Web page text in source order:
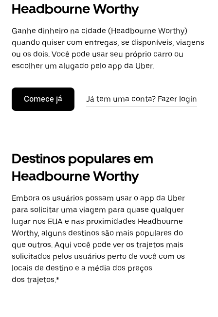
Headbourne Worthy
Ganhe dinheiro na cidade (Headbourne Worthy)
quando quiser com entregas, se disponíveis, viagens
ou os dois. Você pode usar seu próprio carro ou
escolher um alugado pelo app da Uber.
Comece já Já tem uma conta? Fazer login
Destinos populares em
Headbourne Worthy
Embora os usuários possam usar o app da Uber
para solicitar uma viagem para quase qualquer
lugar nos EUA e nas proximidades Headbourne
Worthy, alguns destinos são mais populares do
que outros. Aqui você pode ver os trajetos mais
solicitados pelos usuários perto de você com os
locais de destino e a média dos preços
dos trajetos.*